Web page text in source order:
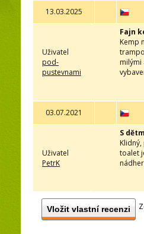
13.03.2025
Uživatel
pod-
pustevnami
Fajn
Kemp
milými
03.07.2021
Uživatel
PetrK
S
toalet
Vložit vlastní recenzi